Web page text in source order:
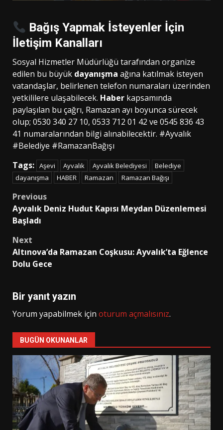
Bağış Yapmak İsteyenler İçin
İletişim Kanalları
Sosyal Hizmetler Müdürlüğü tarafından organize
edilen bu büyük dayanışma ağına katılmak isteyen
vatandaşlar, belirlenen telefon numaraları üzerinden
yetkililere ulaşabilecek. Haber kapsamında
paylaşılan bu çağrı, Ramazan ayı boyunca sürecek
olup; 0530 340 27 10, 0533 712 01 42 ve 0545 836 43
41 numaralarından bilgi alınabilecektir. #Ayvalık
#Belediye #RamazanBağışı
Tags: Aşevi Ayvalık Ayvalık Belediyesi
Belediye
dayanışma
HABER Ramazan Ramazan Bağışı
Post
navigation
Previous
Ayvalık Deniz Hudut Kapısı Meydan Düzenlemesi
Başladı
Next
Altınova’da Ramazan Coşkusu: Ayvalık’ta Eğlence
Dolu Gece
Bir yanıt yazın
Yorum yapabilmek için oturum açmalısınız.
BUGÜN OKUNANLAR